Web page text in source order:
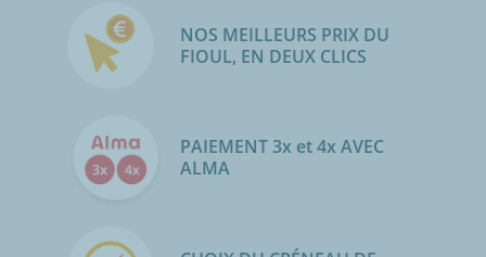
NOS MEILLEURS PRIX DU
FIOUL, EN DEUX CLICS
PAIEMENT 3x et 4x AVEC
ALMA